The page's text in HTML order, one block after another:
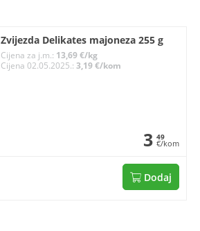
Zvijezda Delikates majoneza 255 g
Cijena za j.m.: 13,69 €/kg
Cijena 02.05.2025.:3,19 €/kom
3 49
€/kom
Dodaj